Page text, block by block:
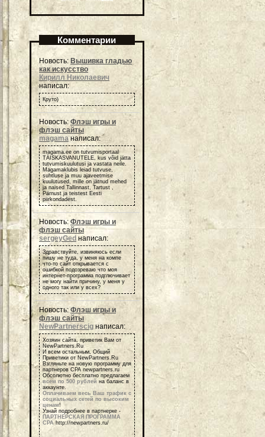
Комментарии
Новость: Вышивка гладью
как искусство
Кирилл Николаевич
написал:
Круто)
Новость: Флэш игры и
флэш сайты
magamaнаписал:
magama.ee on tutvumisportaal
TÄISKASVANUTELE, kus võid jätta
tutvumiskuulutusi ja vastata neile.
Magamaklubis leiad tutvuse,
suhtluse ja muu ajaveetmise
kuulutused, mille on jätnud mehed
ja naised Tallinnast, Tartust ,
Pärnust ja teistest Eesti
piirkondadest.
Новость:Флэш игры и
флэш сайты
sergeyGed написал:
Здравствуйте, извиняюсь если
пишу не туда, у меня на компе
что-то сайт открывается с
ошибкой подозреваю что моя
интернет-программа подглючивает
не могу найти причину, у меня у
одного так или у всех?
Новость:Флэш игры и
флэш сайты
NewPartnerscigнаписал:
Хозяин сайта, приветик Вам от
NewPartners.Ru
И всем остальным, Общий
Приветики от NewPartners.Ru
Взгляньте на новую программу для
партнеров СРА newpartners.ru
Обсолютно бесплатно предлагаем
всем по 500 рублей на баланс в
аккаунте.
Оплачиваем весь Ваш трафик с
социальных сетей по высоким
ценам!
Узнай подробнее в партнерке -
ПАРТНЕРСКАЯ ПРОГРАММА
СРАhttp://newpartners.ru/